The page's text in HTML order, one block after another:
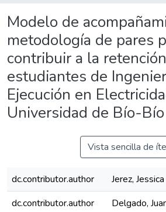
Modelo de
metodología de pares
contribuir a la
estudiantes de
Ejecución en
Universidad de Bío-Bío
Vista sencilla de
dc.contributor.author
Jerez, Jessica
dc.contributor.author
Delgado,